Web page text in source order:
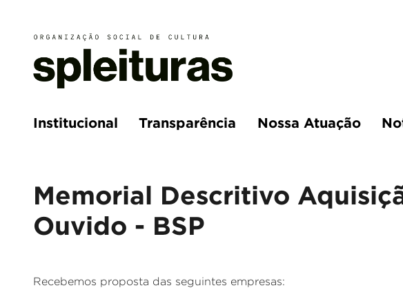
Institucional Transparência Nossa Atuação
Memorial Descritivo
Ouvido - BSP
Recebemos proposta das seguintes empresas: